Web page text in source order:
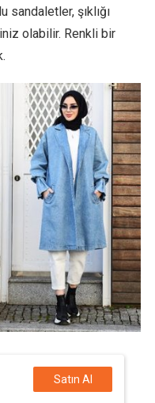
şıklığı
olabilir. Renkli bir
Satın Al